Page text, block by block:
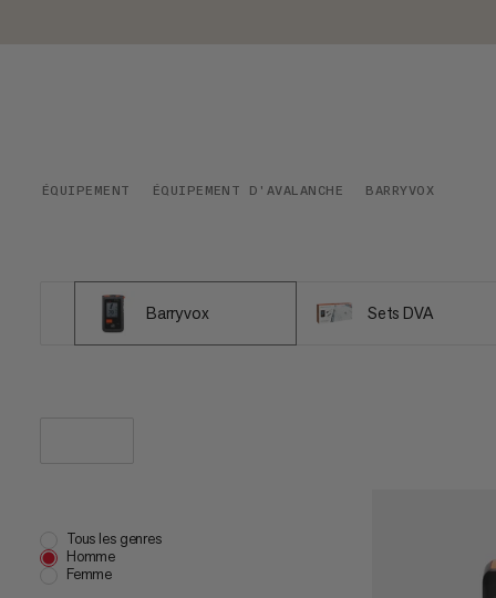
ÉQUIPEMENT ÉQUIPEMENT D'AVALANCHE BARRYVOX
Barryvox Sets DVA
Tous les genres
Homme
Femme